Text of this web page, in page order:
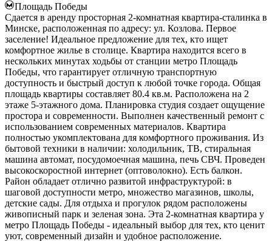
Площадь Победы
Сдается в аренду просторная 2-комнатная квартира-сталинка в
Минске, расположенная по адресу: ул. Козлова. Первое
заселение! Идеальное предложение для тех, кто ищет
комфортное жилье в столице. Квартира находится всего в
нескольких минутах ходьбы от станции метро Площадь
Победы, что гарантирует отличную транспортную
доступность и быстрый доступ к любой точке города. Общая
площадь квартиры составляет 80.4 кв.м. Расположена на 2
этаже 5-этажного дома. Планировка студия создает ощущение
простора и современности. Выполнен качественный ремонт с
использованием современных материалов. Квартира
полностью укомплектована для комфортного проживания. Из
бытовой техники в наличии: холодильник, ТВ, стиральная
машина автомат, посудомоечная машина, печь СВЧ. Проведен
высокоскоростной интернет (оптоволокно). Есть балкон.
Район обладает отлично развитой инфраструктурой: в
шаговой доступности метро, множество магазинов, школы,
детские сады. Для отдыха и прогулок рядом расположены
живописный парк и зеленая зона. Эта 2-комнатная квартира у
метро Площадь Победы - идеальный выбор для тех, кто ценит
уют, современный дизайн и удобное расположение.